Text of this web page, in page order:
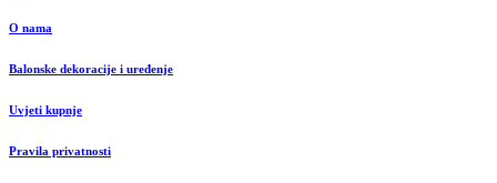
O nama
Balonske dekoracije i uređenje
Uvjeti kupnje
Pravila privatnosti